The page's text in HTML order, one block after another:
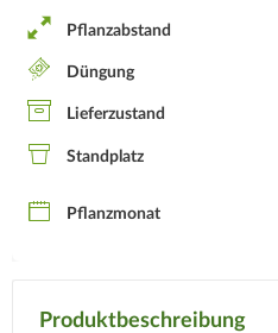
Pflanzabstand
Düngung
Lieferzustand
Standplatz
Pflanzmonat
Produktbeschreibung